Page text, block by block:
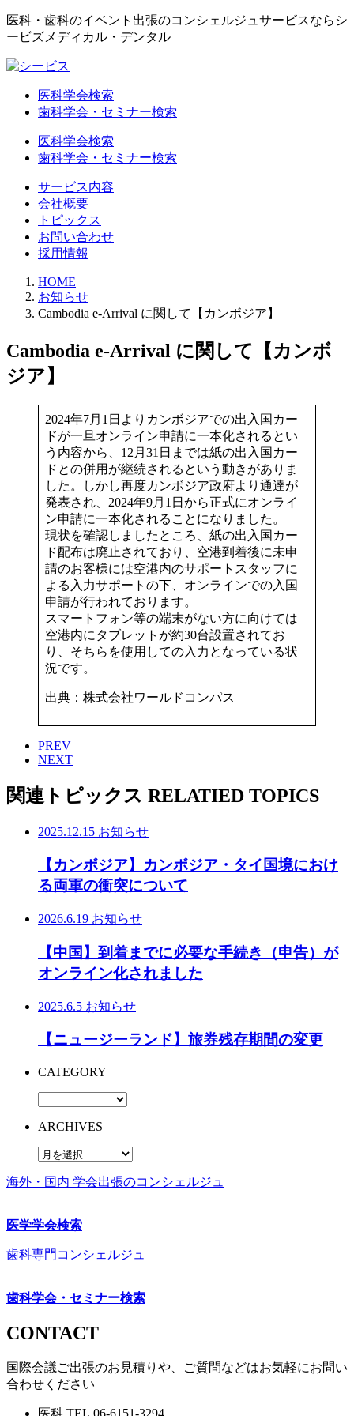
医科・歯科のイベント出張のコンシェルジュサービスならシ
ービズメディカル・デンタル
医科学会検索
歯科学会・セミナー検索
医科学会検索
歯科学会・セミナー検索
サービス内容
会社概要
トピックス
お問い合わせ
採用情報
HOME
お知らせ
Cambodia e-Arrival に関して【カンボジア】
Cambodia e-Arrival に関して【カンボ
ジア】
2024年7月1日よりカンボジアでの出入国カー
ドが一旦オンライン申請に一本化されるとい
う内容から、12月31日までは紙の出入国カー
ドとの併用が継続されるという動きがありま
した。しかし再度カンボジア政府より通達が
発表され、2024年9月1日から正式にオンライ
ン申請に一本化されることになりました。
現状を確認しましたところ、紙の出入国カー
ド配布は廃止されており、空港到着後に未申
請のお客様には空港内のサポートスタッフに
よる入力サポートの下、オンラインでの入国
申請が行われております。
スマートフォン等の端末がない方に向けては
空港内にタブレットが約30台設置されてお
り、そちらを使用しての入力となっている状
況です。
出典：株式会社ワールドコンパス
PREV
NEXT
関連トピックス RELATIED TOPICS
2025.12.15 お知らせ
【カンボジア】カンボジア・タイ国境におけ
る両軍の衝突について
2026.6.19 お知らせ
【中国】到着までに必要な手続き（申告）が
オンライン化されました
2025.6.5 お知らせ
【ニュージーランド】旅券残存期間の変更
CATEGORY
ARCHIVES
海外・国内 学会出張のコンシェルジュ
医学学会検索
歯科専門コンシェルジュ
歯科学会・セミナー検索
CONTACT
国際会議ご出張のお見積りや、ご質問などはお気軽にお問い
合わせください
医科 TEL. 06-6151-3294